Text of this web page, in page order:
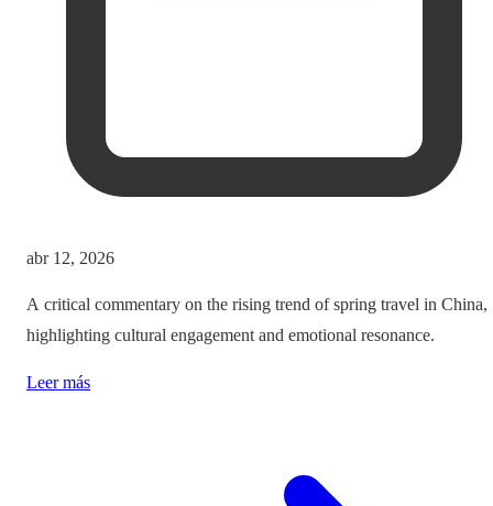
abr 12, 2026
A critical commentary on the rising trend of spring travel in China,
highlighting cultural engagement and emotional resonance.
Leer más